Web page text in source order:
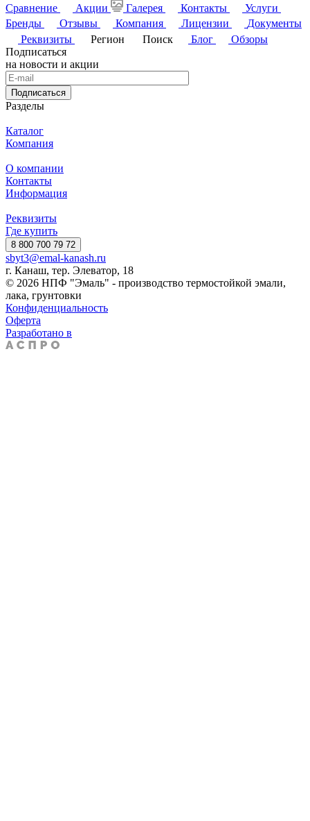
Сравнение
Акции Галерея Контакты
Услуги
Бренды
Отзывы Компания Лицензии
Документы
Реквизиты
Регион Поиск Блог
Обзоры
Подписаться
на новости и акции
Подписаться
Разделы
Каталог
Компания
О компании
Контакты
Информация
Реквизиты
Где купить
8 800 700 79 72
sbyt3@emal-kanash.ru
г. Канаш, тер. Элеватор, 18
© 2026 НПФ "Эмаль" - производство термостойкой эмали,
лака, грунтовки
Конфиденциальность
Оферта
Разработано в